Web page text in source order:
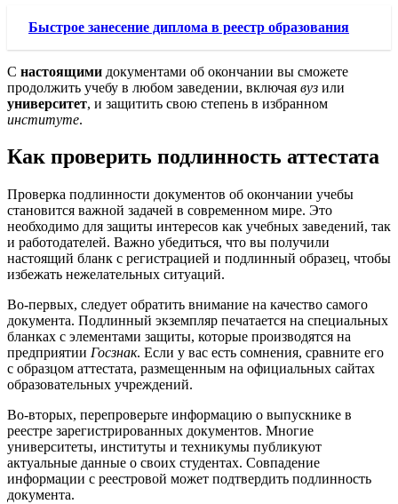
Быстрое занесение диплома в реестр образования
С настоящими документами об окончании вы сможете
продолжить учебу в любом заведении, включая вуз или
университет, и защитить свою степень в избранном
институте.
Как проверить подлинность аттестата
Проверка подлинности документов об окончании учебы
становится важной задачей в современном мире. Это
необходимо для защиты интересов как учебных заведений, так
и работодателей. Важно убедиться, что вы получили
настоящий бланк с регистрацией и подлинный образец, чтобы
избежать нежелательных ситуаций.
Во-первых, следует обратить внимание на качество самого
документа. Подлинный экземпляр печатается на специальных
бланках с элементами защиты, которые производятся на
предприятии Госзнак. Если у вас есть сомнения, сравните его
с образцом аттестата, размещенным на официальных сайтах
образовательных учреждений.
Во-вторых, перепроверьте информацию о выпускнике в
реестре зарегистрированных документов. Многие
университеты, институты и техникумы публикуют
актуальные данные о своих студентах. Совпадение
информации с реестровой может подтвердить подлинность
документа.